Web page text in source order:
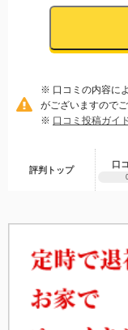
※ 口コミの内容に
がございますのでご
※ 口コミ投稿ガイ
評判トップ
口